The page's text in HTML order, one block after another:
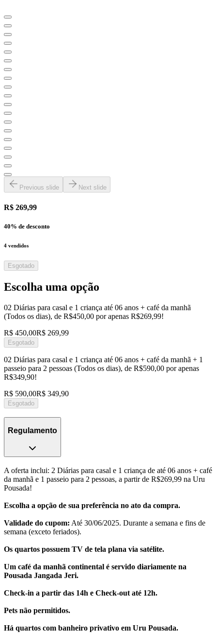
Previous slide Next slide
R$ 269,99
40% de desconto
4 vendidos
Esgotado
Escolha uma opção
02 Diárias para casal e 1 criança até 06 anos + café da manhã
(Todos os dias), de R$450,00 por apenas R$269,99!
R$ 450,00R$ 269,99
Esgotado
02 Diárias para casal e 1 criança até 06 anos + café da manhã + 1
passeio para 2 pessoas (Todos os dias), de R$590,00 por apenas
R$349,90!
R$ 590,00R$ 349,90
Esgotado
Regulamento
A oferta inclui: 2 Diárias para casal e 1 criança de até 06 anos + café
da manhã e 1 passeio para 2 pessoas, a partir de R$269,99 na Uru
Pousada!
Escolha a opção de sua preferência no ato da compra.
Validade do cupom: Até 30/06/2025. Durante a semana e fins de
semana (exceto feriados).
Os quartos possuem TV de tela plana via satélite.
Um café da manhã continental é servido diariamente na
Pousada Jangada Jeri.
Check-in a partir das 14h e Check-out até 12h.
Pets não permitidos.
Há quartos com banheiro privativo em Uru Pousada.